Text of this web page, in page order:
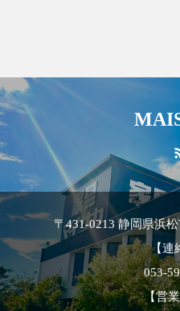
〒431-0213 静岡県浜
【連
053-
【営業